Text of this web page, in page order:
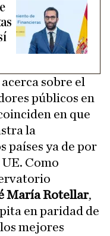
sobre el
públicos en
en que
la
países ya de por
Como
María Rotellar,
en paridad de
mejores